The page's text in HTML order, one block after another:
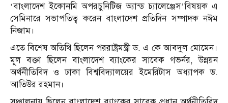
‘বাংলাদেশ ইকোনমি অপরচুনিটিজ অ্যান্ড চ্যালেঞ্জেস’বিষয়ক এ
সেমিনারে সভাপতিত্ব করেন বাংলাদেশ প্রতিদিন সম্পাদক নঈম
নিজাম।
এতে বিশেষ অতিথি ছিলেন পররাষ্ট্রমন্ত্রী ড. এ কে আবদুল মোমেন।
মূূল বক্তা ছিলেন বাংলাদেশ ব্যাংকের সাবেক গভর্নর, উন্নয়ন
অর্থনীতিবিদ ও ঢাকা বিশ্ববিদ্যালয়ের ইমেরিটাস অধ্যাপক ড.
আতিউর রহমান।